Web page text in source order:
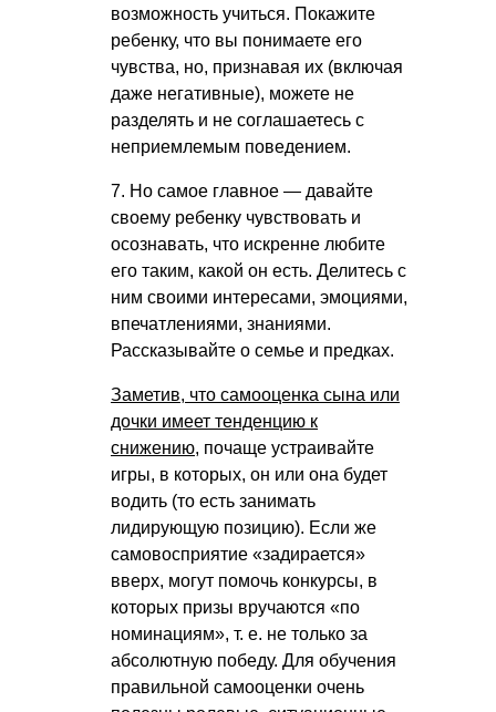
возможность учиться. Покажите
ребенку, что вы понимаете его
чувства, но, признавая их (включая
даже негативные), можете не
разделять и не соглашаетесь с
неприемлемым поведением.
7. Но самое главное — давайте
своему ребенку чувствовать и
осознавать, что искренне любите
его таким, какой он есть. Делитесь с
ним своими интересами, эмоциями,
впечатлениями, знаниями.
Рассказывайте о семье и предках.
Заметив, что самооценка сына или
дочки имеет тенденцию к
снижению, почаще устраивайте
игры, в которых, он или она будет
водить (то есть занимать
лидирующую позицию). Если же
самовосприятие «задирается»
вверх, могут помочь конкурсы, в
которых призы вручаются «по
номинациям», т. е. не только за
абсолютную победу. Для обучения
правильной самооценки очень